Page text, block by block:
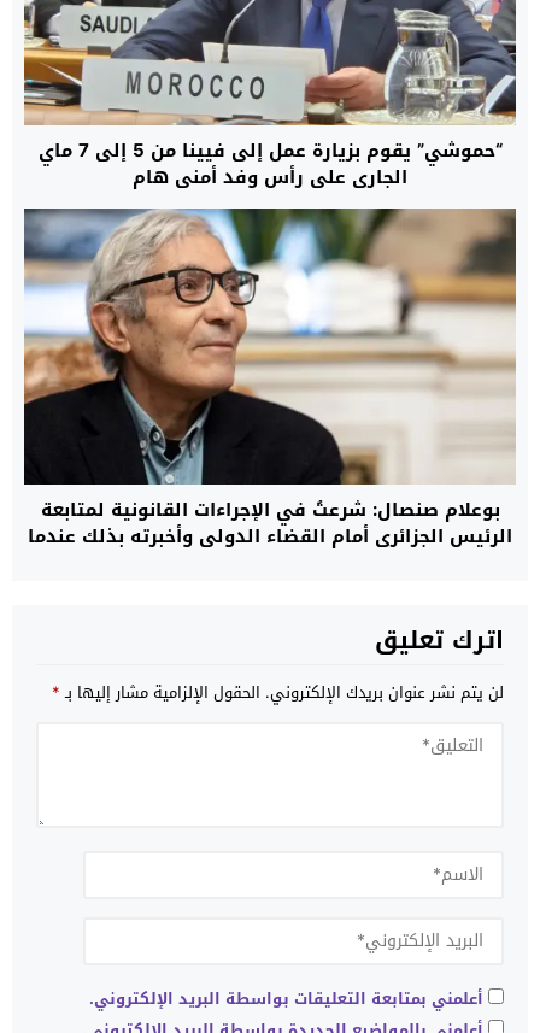
“حموشي” يقوم بزيارة عمل إلى فيينا من 5 إلى 7 ماي
الجاري على رأس وفد أمني هام
بوعلام صنصال: شرعتُ في الإجراءات القانونية لمتابعة
الرئيس الجزائري أمام القضاء الدولي وأخبرته بذلك عندما
اترك تعليق
لن يتم نشر عنوان بريدك الإلكتروني. الحقول الإلزامية مشار إليها بـ*
أعلمني بمتابعة التعليقات بواسطة البريد الإلكتروني.